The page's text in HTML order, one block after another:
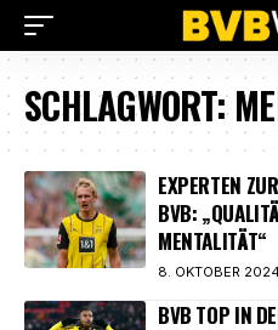
SCHLAGWORT:
EXPERTEN
BVB:
MENTALITÄT“
8. OKTOBER 2024
BVB TOP IN